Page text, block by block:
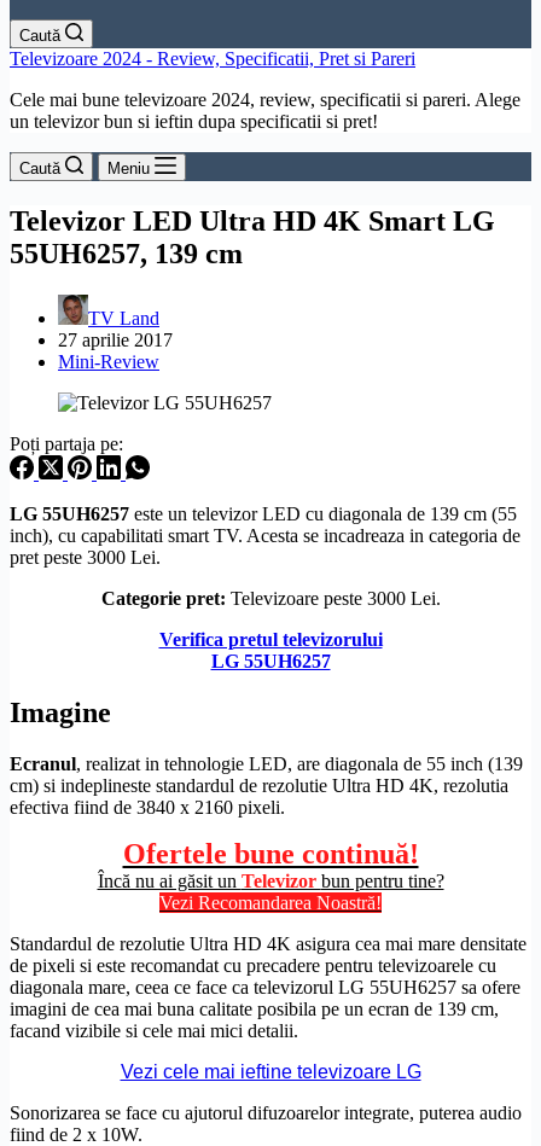
Caută
Televizoare 2024 - Review, Specificatii, Pret si Pareri
Cele mai bune televizoare 2024, review, specificatii si pareri. Alege
un televizor bun si ieftin dupa specificatii si pret!
Caută Meniu
Televizor LED Ultra HD 4K Smart LG
55UH6257, 139 cm
TV Land
27 aprilie 2017
Mini-Review
Poți partaja pe:
LG 55UH6257 este un televizor LED cu diagonala de 139 cm (55
inch), cu capabilitati smart TV. Acesta se incadreaza in categoria de
pret peste 3000 Lei.
Categorie pret: Televizoare peste 3000 Lei.
Verifica pretul televizorului
LG 55UH6257
Imagine
Ecranul, realizat in tehnologie LED, are diagonala de 55 inch (139
cm) si indeplineste standardul de rezolutie Ultra HD 4K, rezolutia
efectiva fiind de 3840 x 2160 pixeli.
Ofertele bune continuă!
Încă nu ai găsit un Televizor bun pentru tine?
Vezi Recomandarea Noastră!
Standardul de rezolutie Ultra HD 4K asigura cea mai mare densitate
de pixeli si este recomandat cu precadere pentru televizoarele cu
diagonala mare, ceea ce face ca televizorul LG 55UH6257 sa ofere
imagini de cea mai buna calitate posibila pe un ecran de 139 cm,
facand vizibile si cele mai mici detalii.
Vezi cele mai ieftine televizoare LG
Sonorizarea se face cu ajutorul difuzoarelor integrate, puterea audio
fiind de 2 x 10W.